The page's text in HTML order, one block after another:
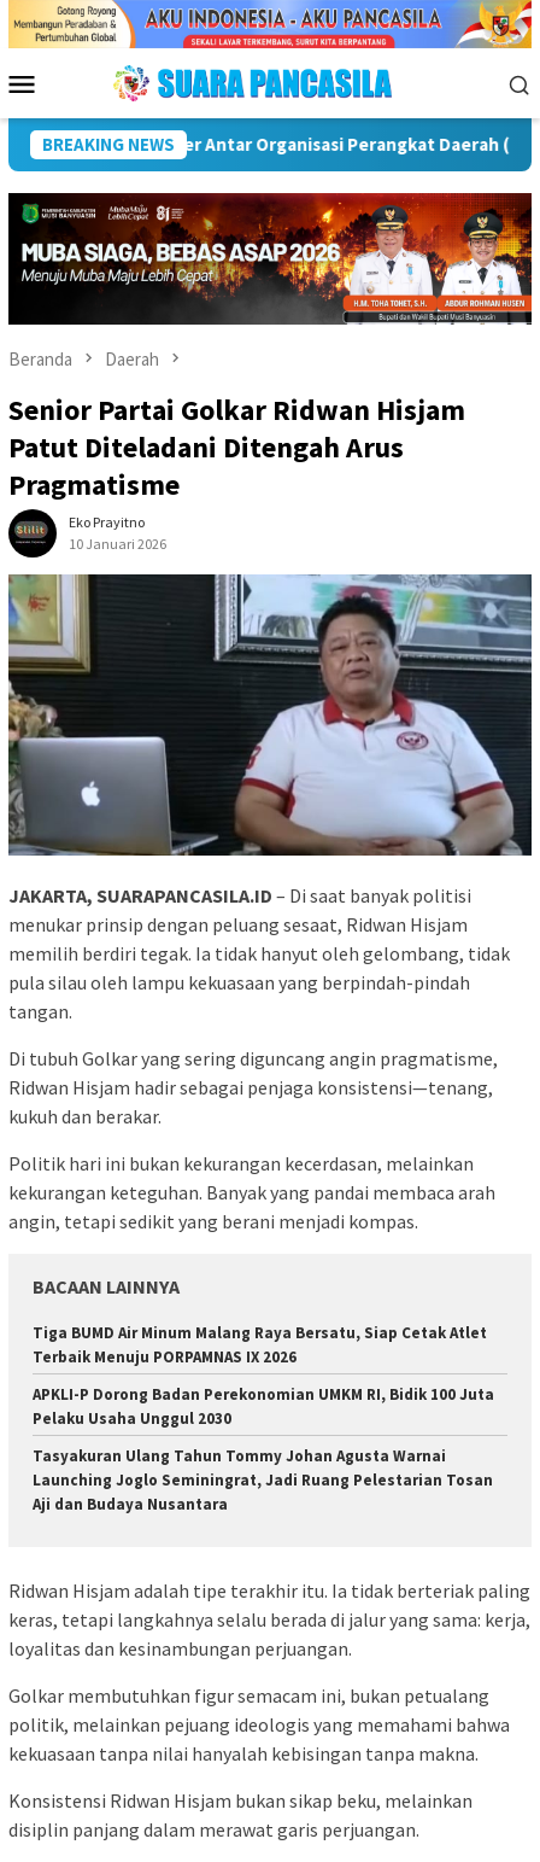
Menu
Mobile
BREAKING NEWS
Rawas Puncak Peringatan IPeKB Ke-19, Plt Bupati
Beranda Daerah
Senior Partai Golkar Ridwan Hisjam
Patut Diteladani Ditengah Arus
Pragmatisme
Eko Prayitno
10 Januari 2026
JAKARTA, SUARAPANCASILA.ID – Di saat banyak politisi
menukar prinsip dengan peluang sesaat, Ridwan Hisjam
memilih berdiri tegak. Ia tidak hanyut oleh gelombang, tidak
pula silau oleh lampu kekuasaan yang berpindah-pindah
tangan.
Di tubuh Golkar yang sering diguncang angin pragmatisme,
Ridwan Hisjam hadir sebagai penjaga konsistensi—tenang,
kukuh dan berakar.
Politik hari ini bukan kekurangan kecerdasan, melainkan
kekurangan keteguhan. Banyak yang pandai membaca arah
angin, tetapi sedikit yang berani menjadi kompas.
BACAAN LAINNYA
Tiga BUMD Air Minum Malang Raya Bersatu, Siap Cetak Atlet
Terbaik Menuju PORPAMNAS IX 2026
APKLI-P Dorong Badan Perekonomian UMKM RI, Bidik 100 Juta
Pelaku Usaha Unggul 2030
Tasyakuran Ulang Tahun Tommy Johan Agusta Warnai
Launching Joglo Seminingrat, Jadi Ruang Pelestarian Tosan
Aji dan Budaya Nusantara
Ridwan Hisjam adalah tipe terakhir itu. Ia tidak berteriak paling
keras, tetapi langkahnya selalu berada di jalur yang sama: kerja,
loyalitas dan kesinambungan perjuangan.
Golkar membutuhkan figur semacam ini, bukan petualang
politik, melainkan pejuang ideologis yang memahami bahwa
kekuasaan tanpa nilai hanyalah kebisingan tanpa makna.
Konsistensi Ridwan Hisjam bukan sikap beku, melainkan
disiplin panjang dalam merawat garis perjuangan.